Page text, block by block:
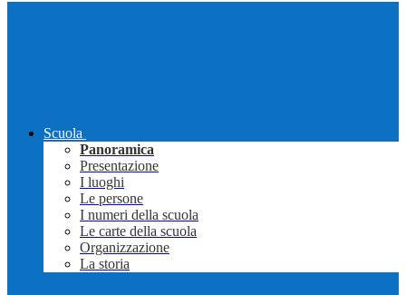
Scuola
Panoramica
Presentazione
I luoghi
Le persone
I numeri della scuola
Le carte della scuola
Organizzazione
La storia